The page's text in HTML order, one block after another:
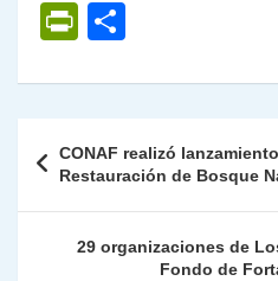
h
at
s
p
p
gr
m
e
o
o
k
er
P
nt
Fr
ie
n
dl
m
ar
tir
de
entradas
CONAF realizó
Restauración de Bosque
29 organizaciones de
Fondo de